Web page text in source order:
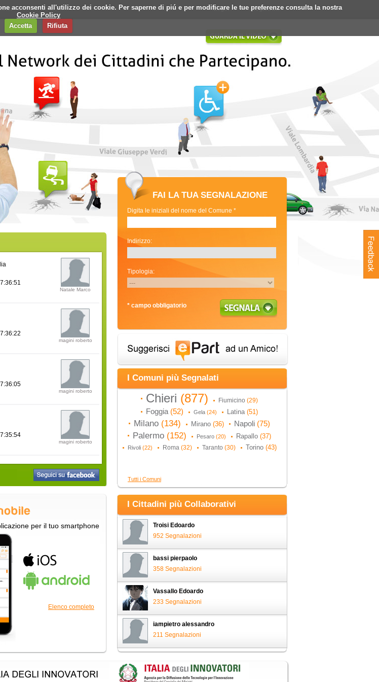
acconsenti all'utilizzo dei cookie. Per saperne di piú e per modificare le tue preferenze consulta la nostra
Cookie Policy
Accetta
Rifiuta
Login Registrati
Natale Marco
magini roberto
magini roberto
magini roberto
per il tuo smartphone
Elenco completo
FAI LA TUA SEGNALAZIONE
Digita le iniziali del nome del Comune *
Indirizzo:
Tipologia:
* campo obbligatorio
I Comuni più Segnalati
Chieri (877) Fiumicino (29)
Foggia (52) Gela (24) Latina (51)
Milano (134) Mirano (36) Napoli (75)
Palermo (152) Pesaro (20) Rapallo (37)
Rivoli (22) Roma (32) Taranto (30) Torino (43)
Tutti i Comuni
I Cittadini più Collaborativi
Troisi Edoardo
952 Segnalazioni
bassi pierpaolo
358 Segnalazioni
Vassallo Edoardo
233 Segnalazioni
iampietro alessandro
211 Segnalazioni